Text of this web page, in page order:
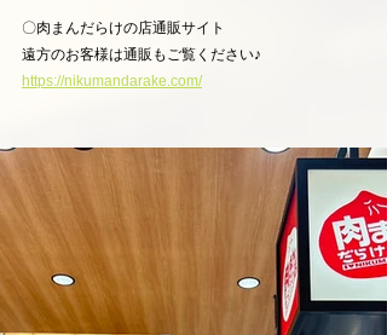
〇肉まんだらけの店通販サイト
遠方のお客様は通販もご覧ください♪
https://nikumandarake.com/